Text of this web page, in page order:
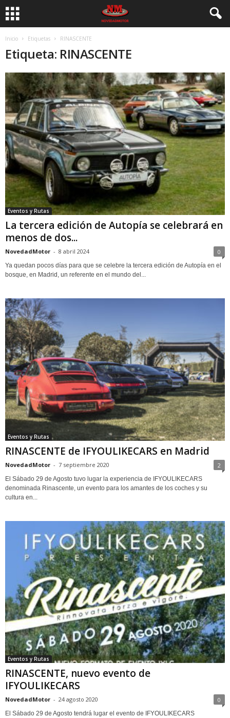
Inicio Etiquetas RINASCENTE
Etiqueta: RINASCENTE
Eventos y Rutas
La tercera edición de Autopía se celebrará en
menos de dos...
NovedadMotor - 8 abril 2024 0
Ya quedan pocos días para que se celebre la tercera edición de Autopía en el
bosque, en Madrid, un referente en el mundo del...
Eventos y Rutas
RINASCENTE de IFYOULIKECARS en Madrid
NovedadMotor - 7 septiembre 2020 2
El Sábado 29 de Agosto tuvo lugar la experiencia de IFYOULIKECARS
denominada Rinascente, un evento para los amantes de los coches y su
cultura en...
Eventos y Rutas
RINASCENTE, nuevo evento de
IFYOULIKECARS
NovedadMotor - 24 agosto 2020 0
El Sábado 29 de Agosto tendrá lugar el evento de IFYOULIKECARS